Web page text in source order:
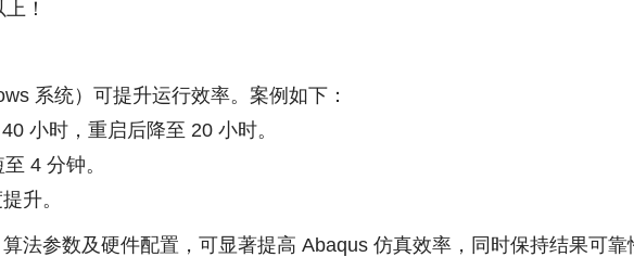
！
系统）可提升运行效率。案例如下：
小时，重启后降至 20 小时。
4 分钟。
升。
法参数及硬件配置，可显著提高 Abaqus 仿真效率，同时保持结果可靠